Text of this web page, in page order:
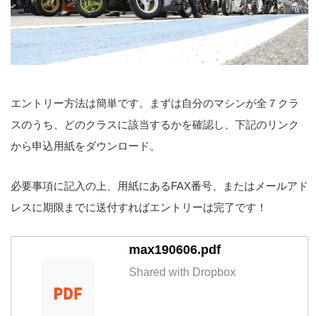
エントリー方法は簡単です。まずは自分のマシンが全７クラ
スのうち、どのクラスに該当するかを確認し、下記のリンク
から申込用紙をダウンロード。
必要事項に記入の上、用紙にあるFAX番号、またはメールアド
レスに期限までに送付すればエントリーは完了です！
max190606.pdf
Shared with Dropbox